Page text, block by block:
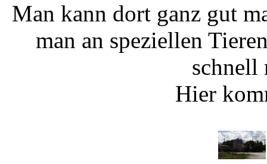
Man kann dort ganz gut
man an speziellen
schnell
Hier